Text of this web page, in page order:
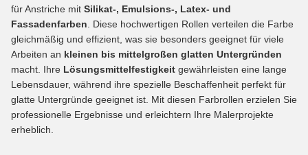
für Anstriche mit Silikat-, Emulsions-, Latex- und
Fassadenfarben . Diese hochwertigen Rollen verteilen die Farbe
gleichmäßig und effizient, was sie besonders geeignet für viele
Arbeiten an kleinen bis mittelgroßen glatten Untergründen
macht. Ihre Lösungsmittelfestigkeit gewährleisten eine lange
Lebensdauer, während ihre spezielle Beschaffenheit perfekt für
glatte Untergründe geeignet ist. Mit diesen Farbrollen erzielen Sie
professionelle Ergebnisse und erleichtern Ihre Malerprojekte
erheblich.